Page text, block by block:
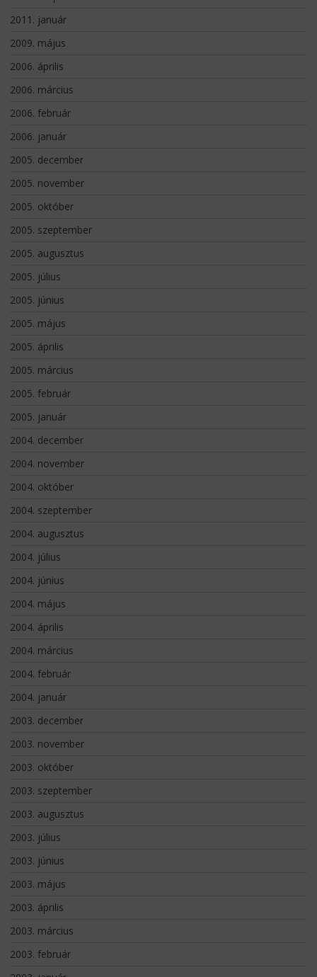
2011. január
2009. május
2006. április
2006. március
2006. február
2006. január
2005. december
2005. november
2005. október
2005. szeptember
2005. augusztus
2005. július
2005. június
2005. május
2005. április
2005. március
2005. február
2005. január
2004. december
2004. november
2004. október
2004. szeptember
2004. augusztus
2004. július
2004. június
2004. május
2004. április
2004. március
2004. február
2004. január
2003. december
2003. november
2003. október
2003. szeptember
2003. augusztus
2003. július
2003. június
2003. május
2003. április
2003. március
2003. február